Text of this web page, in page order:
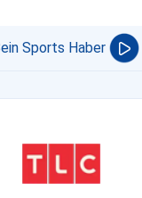
Sports Haber